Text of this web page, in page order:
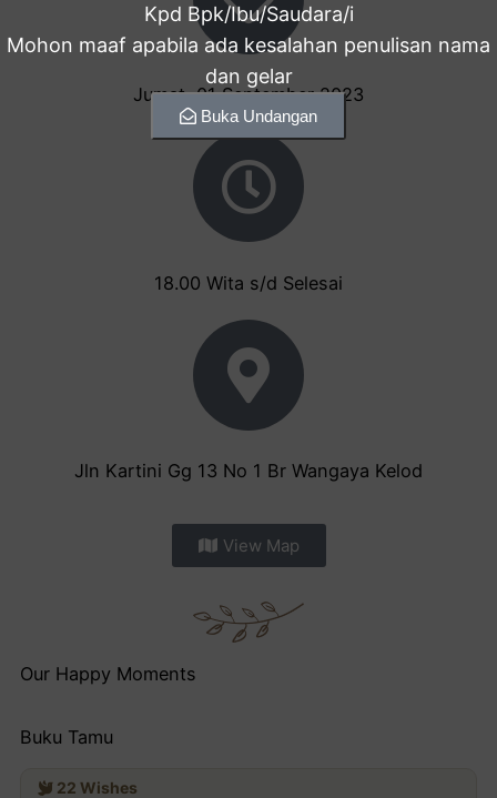
Kpd Bpk/Ibu/Saudara/i
Mohon maaf apabila ada kesalahan penulisan nama
dan gelar
Buka Undangan
Jumat, 01 September 2023
18.00 Wita s/d Selesai
Jln Kartini Gg 13 No 1 Br Wangaya Kelod
View Map
Our Happy Moments
Buku Tamu
22 Wishes